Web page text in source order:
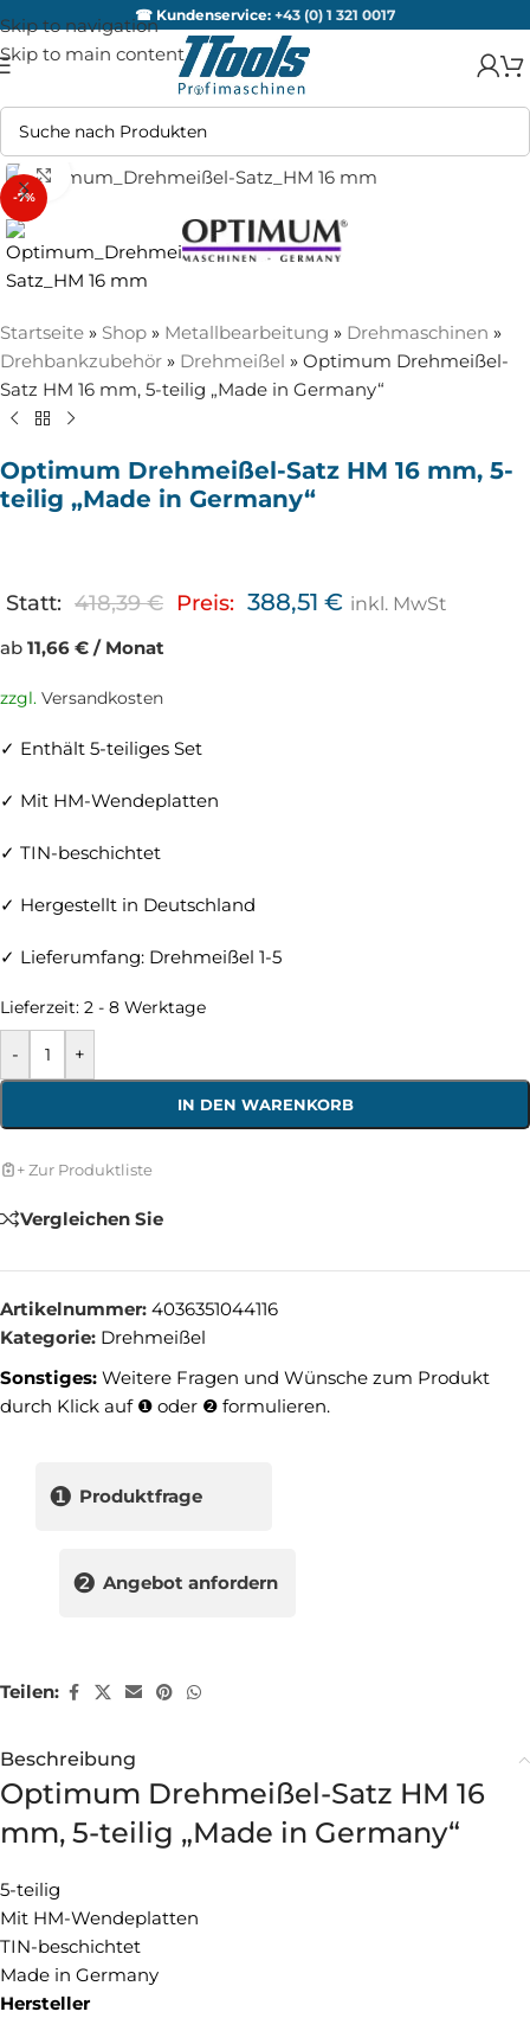
Skip to navigation
Skip to main content
☎ Kundenservice: +43 (0) 1 321 0017
-7%
Zum Vergrößern anklicken
Startseite » Shop » Metallbearbeitung » Drehmaschinen »
Drehbankzubehör » Drehmeißel » Optimum Drehmeißel-
Satz HM 16 mm, 5-teilig „Made in Germany“
Optimum Drehmeißel-Satz HM 16 mm, 5-
teilig „Made in Germany“
Statt: 418,39€ Preis: 388,51 € inkl. MwSt
ab 11,66 € / Monat
zzgl. Versandkosten
✓ Enthält 5-teiliges Set
✓ Mit HM-Wendeplatten
✓ TIN-beschichtet
✓ Hergestellt in Deutschland
✓ Lieferumfang: Drehmeißel 1-5
Lieferzeit: 2 - 8 Werktage
- +
IN DEN WARENKORB
+ Zur Produktliste
Vergleichen Sie
Artikelnummer: 4036351044116
Kategorie: Drehmeißel
Sonstiges: Weitere Fragen und Wünsche zum Produkt
durch Klick auf ❶ oder ❷ formulieren.
❶ Produktfrage
❷ Angebot anfordern
Teilen:
Beschreibung
Optimum Drehmeißel-Satz HM 16
mm, 5-teilig „Made in Germany“
5-teilig
Mit HM-Wendeplatten
TIN-beschichtet
Made in Germany
Hersteller